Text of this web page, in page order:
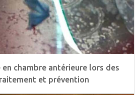
chambre antérieure lors des
et prévention